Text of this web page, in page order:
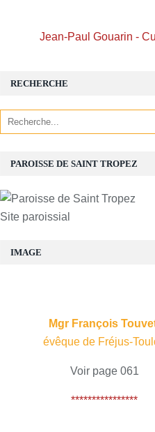
RECHERCHE
PAROISSE DE SAINT TROPEZ
Site paroissial
IMAGE
Mgr François
évêque de Fréjus-
Voir page 061
****************
Jean-Paul Gouarin -